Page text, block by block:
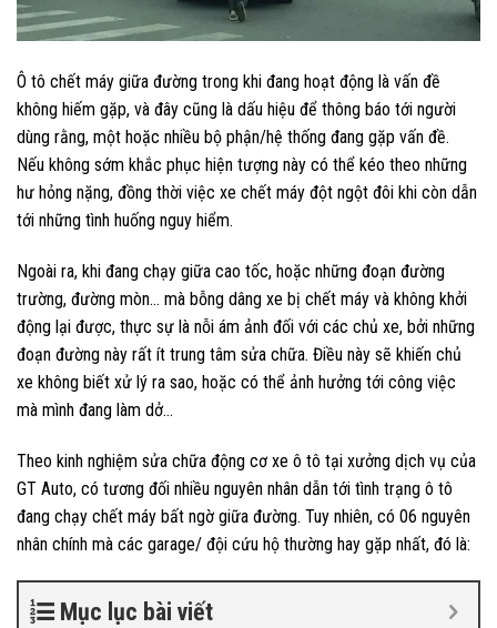
Ô tô chết máy giữa đường trong khi đang hoạt động là vấn đề
không hiếm gặp, và đây cũng là dấu hiệu để thông báo tới người
dùng rằng, một hoặc nhiều bộ phận/hệ thống đang gặp vấn đề.
Nếu không sớm khắc phục hiện tượng này có thể kéo theo những
hư hỏng nặng, đồng thời việc xe chết máy đột ngột đôi khi còn dẫn
tới những tình huống nguy hiểm.
Ngoài ra, khi đang chạy giữa cao tốc, hoặc những đoạn đường
trường, đường mòn… mà bỗng dâng xe bị chết máy và không khởi
động lại được, thực sự là nỗi ám ảnh đối với các chủ xe, bởi những
đoạn đường này rất ít trung tâm sửa chữa. Điều này sẽ khiến chủ
xe không biết xử lý ra sao, hoặc có thể ảnh hưởng tới công việc
mà mình đang làm dở…
Theo kinh nghiệm sửa chữa động cơ xe ô tô tại xưởng dịch vụ của
GT Auto, có tương đối nhiều nguyên nhân dẫn tới tình trạng ô tô
đang chạy chết máy bất ngờ giữa đường. Tuy nhiên, có 06 nguyên
nhân chính mà các garage/ đội cứu hộ thường hay gặp nhất, đó là:
Mục lục bài viết